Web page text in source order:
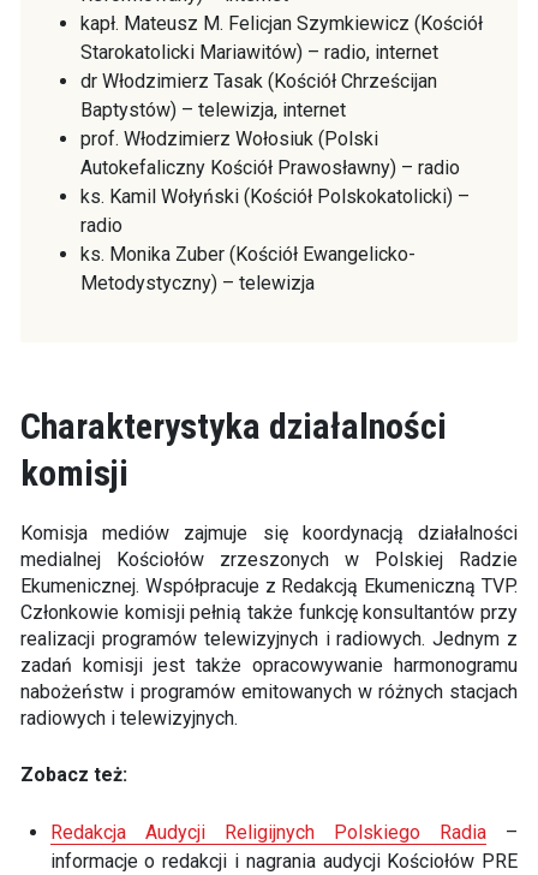
kapł. Mateusz M. Felicjan Szymkiewicz (Kościół
Starokatolicki Mariawitów) – radio, internet
dr Włodzimierz Tasak (Kościół Chrześcijan
Baptystów) – telewizja, internet
prof. Włodzimierz Wołosiuk (Polski
Autokefaliczny Kościół Prawosławny) – radio
ks. Kamil Wołyński (Kościół Polskokatolicki) –
radio
ks. Monika Zuber (Kościół Ewangelicko-
Metodystyczny) – telewizja
Charakterystyka działalności
komisji
Komisja mediów zajmuje się koordynacją działalności
medialnej Kościołów zrzeszonych w Polskiej Radzie
Ekumenicznej. Współpracuje z Redakcją Ekumeniczną TVP.
Członkowie komisji pełnią także funkcję konsultantów przy
realizacji programów telewizyjnych i radiowych. Jednym z
zadań komisji jest także opracowywanie harmonogramu
nabożeństw i programów emitowanych w różnych stacjach
radiowych i telewizyjnych.
Zobacz też:
Redakcja Audycji Religijnych Polskiego Radia –
informacje o redakcji i nagrania audycji Kościołów PRE